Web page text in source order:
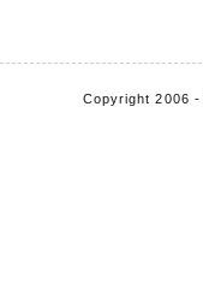
Copyright 2006 -